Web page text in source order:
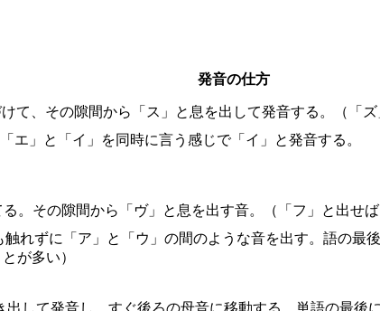
発音の仕方
て、その隙間から「ス」と息を出して発音する。（「
エ」と「イ」を同時に言う感じで「イ」と発音する。
。その隙間から「ヴ」と息を出す音。（「フ」と出せ
触れずに「ア」と「ウ」の間のような音を出す。語の
が多い）
出して発音し、すぐ後ろの母音に移動する。単語の最後